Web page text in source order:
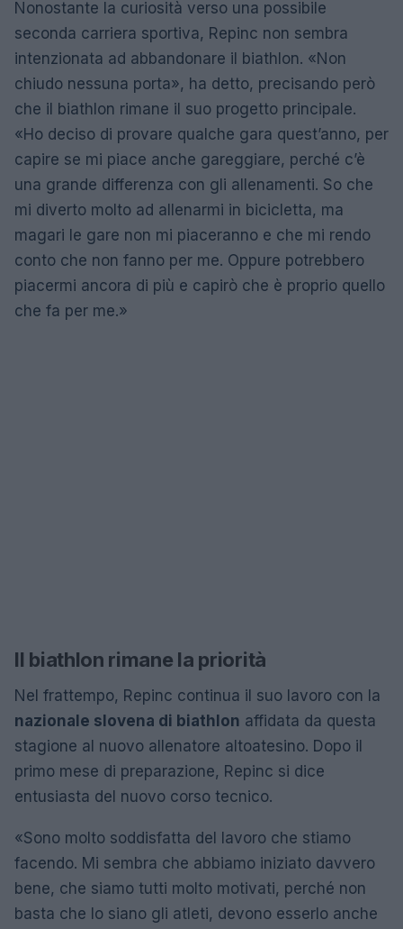
Nonostante la curiosità verso una possibile
seconda carriera sportiva, Repinc non sembra
intenzionata ad abbandonare il biathlon. «Non
chiudo nessuna porta», ha detto, precisando però
che il biathlon rimane il suo progetto principale.
«Ho deciso di provare qualche gara quest’anno, per
capire se mi piace anche gareggiare, perché c’è
una grande differenza con gli allenamenti. So che
mi diverto molto ad allenarmi in bicicletta, ma
magari le gare non mi piaceranno e che mi rendo
conto che non fanno per me. Oppure potrebbero
piacermi ancora di più e capirò che è proprio quello
che fa per me.»
Il biathlon rimane la priorità
Nel frattempo, Repinc continua il suo lavoro con la
nazionale slovena di biathlon affidata da questa
stagione al nuovo allenatore altoatesino. Dopo il
primo mese di preparazione, Repinc si dice
entusiasta del nuovo corso tecnico.
«Sono molto soddisfatta del lavoro che stiamo
facendo. Mi sembra che abbiamo iniziato davvero
bene, che siamo tutti molto motivati, perché non
basta che lo siano gli atleti, devono esserlo anche